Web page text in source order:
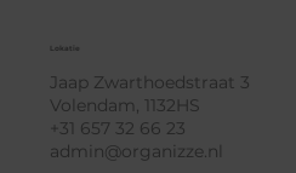
Jaap Zwarthoedstraat 3
Volendam, 1132HS
+31 657 32 66 23
admin@organizze.nl
Lokatie